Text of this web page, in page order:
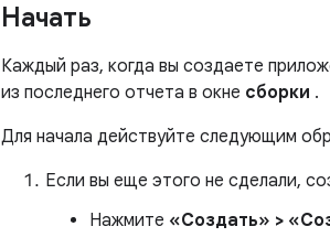
Начать
Каждый раз, когда вы создаете
из последнего отчета в окне сборки .
Для начала действуйте следующим
Если вы еще этого не сделали,
Нажмите «Создать» >